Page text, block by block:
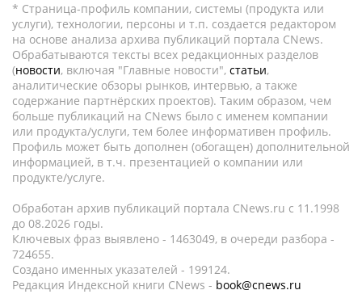
* Страница-профиль компании, системы (продукта или
услуги), технологии, персоны и т.п. создается редактором
на основе анализа архива публикаций портала CNews.
Обрабатываются тексты всех редакционных разделов
(новости, включая "Главные новости", статьи,
аналитические обзоры рынков, интервью, а также
содержание партнёрских проектов). Таким образом, чем
больше публикаций на CNews было с именем компании
или продукта/услуги, тем более информативен профиль.
Профиль может быть дополнен (обогащен) дополнительной
информацией, в т.ч. презентацией о компании или
продукте/услуге.
Обработан архив публикаций портала CNews.ru c 11.1998
до 08.2026 годы.
Ключевых фраз выявлено - 1463049, в очереди разбора -
724655.
Создано именных указателей - 199124.
Редакция Индексной книги CNews - book@cnews.ru